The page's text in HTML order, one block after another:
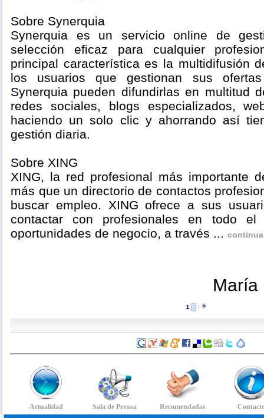
Sobre Synerquia
Synerquia es un servicio online de
selección eficaz para cualquier
principal característica es la multidifusión
los usuarios que gestionan sus
Synerquia pueden difundirlas en multitud
redes sociales, blogs especializados,
haciendo un solo clic y ahorrando así
gestión diaria.
Sobre XING
XING, la red profesional más importante
más que un directorio de contactos
buscar empleo. XING ofrece a sus
contactar con profesionales en todo el
oportunidades de negocio, a través ... continua
María
1 2